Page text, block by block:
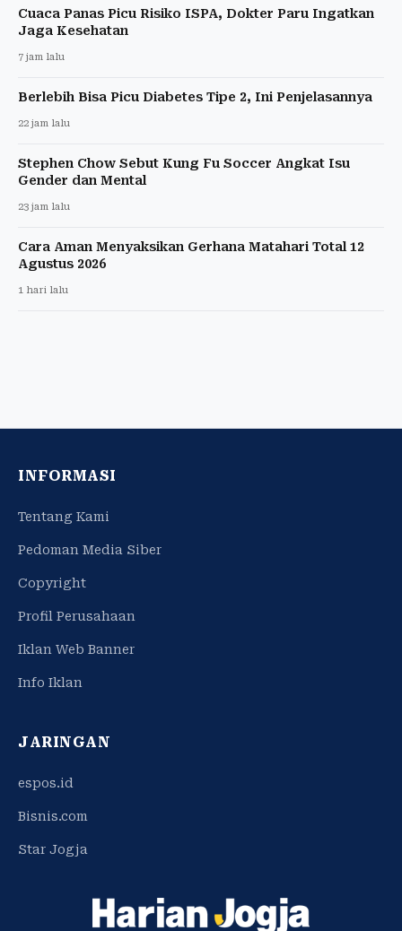
Cuaca Panas Picu Risiko ISPA, Dokter Paru Ingatkan
Jaga Kesehatan
7 jam lalu
Berlebih Bisa Picu Diabetes Tipe 2, Ini Penjelasannya
22 jam lalu
Stephen Chow Sebut Kung Fu Soccer Angkat Isu
Gender dan Mental
23 jam lalu
Cara Aman Menyaksikan Gerhana Matahari Total 12
Agustus 2026
1 hari lalu
INFORMASI
Tentang Kami
Pedoman Media Siber
Copyright
Profil Perusahaan
Iklan Web Banner
Info Iklan
JARINGAN
espos.id
Bisnis.com
Star Jogja